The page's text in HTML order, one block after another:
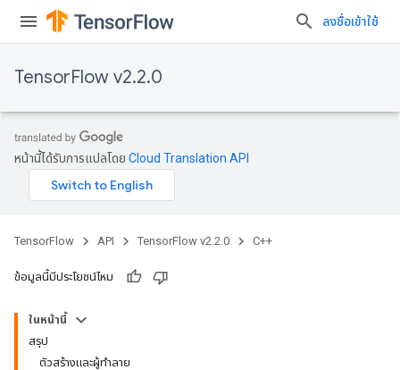
ลงชื่อเข้าใช้
TensorFlow v2.2.0
หน้านี้ได้รับการแปลโดย Cloud Translation API
TensorFlow API TensorFlow v2.2.0 C++
ข้อมูลนี้มีประโยชน์ไหม
ในหน้านี้
สรุป
ตัวสร้างและผู้ทำลาย